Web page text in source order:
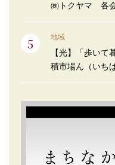
㈱トクヤマ 各
地域
【光】「歩い
積市場ん（いち